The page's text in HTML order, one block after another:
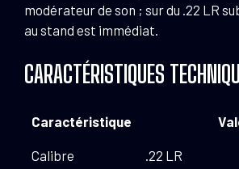
modérateur de son ; sur du .22 LR
au stand est immédiat.
CARACTÉRISTIQUES
Caractéristique
Calibre .22 LR